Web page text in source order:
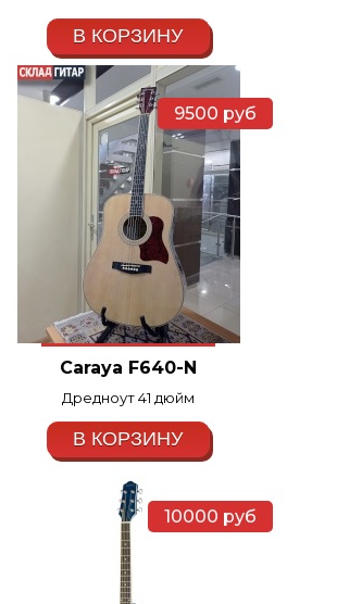
В КОРЗИНУ
9500 руб
Caraya F640-N
Дредноут 41 дюйм
В КОРЗИНУ
10000 руб